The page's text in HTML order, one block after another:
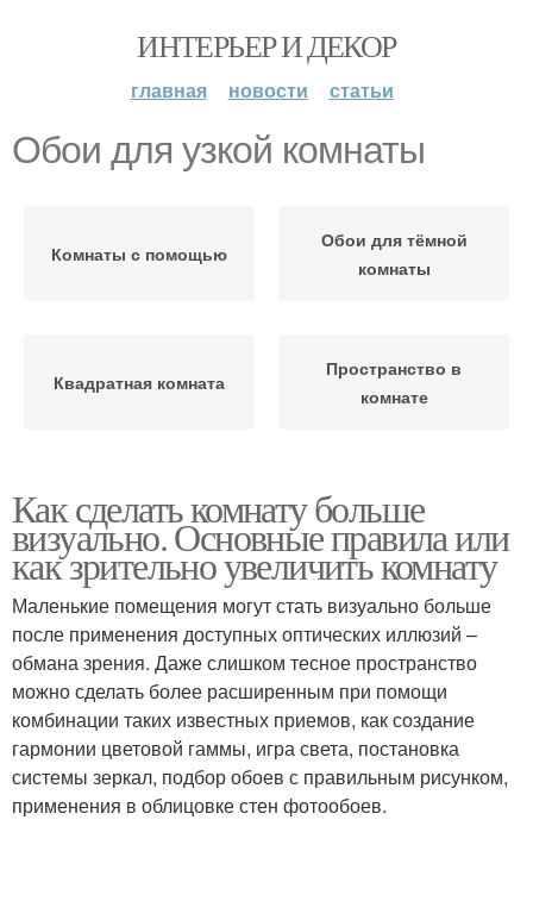
ИНТЕРЬЕР И ДЕКОР
главная новости статьи
Обои для узкой комнаты
Комнаты с помощью
Обои для тёмной
комнаты
Квадратная комната
Пространство в
комнате
Как сделать комнату больше
визуально. Основные правила или
как зрительно увеличить комнату
Маленькие помещения могут стать визуально больше
после применения доступных оптических иллюзий –
обмана зрения. Даже слишком тесное пространство
можно сделать более расширенным при помощи
комбинации таких известных приемов, как создание
гармонии цветовой гаммы, игра света, постановка
системы зеркал, подбор обоев с правильным рисунком,
применения в облицовке стен фотообоев.